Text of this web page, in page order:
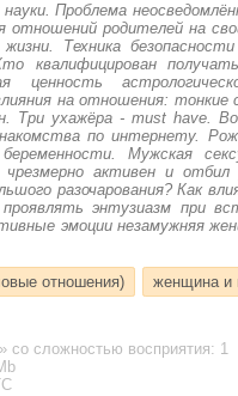
Проблема
родителей на
Техника безопасности
квалифицирован
ценность
на отношения:
ухажёра - must have.
по интернету.
Мужская
активен и
разочарования? Как
энтузиазм при
эмоции незамужняя
отношения) женщина и
» со сложностью восприятия: 1